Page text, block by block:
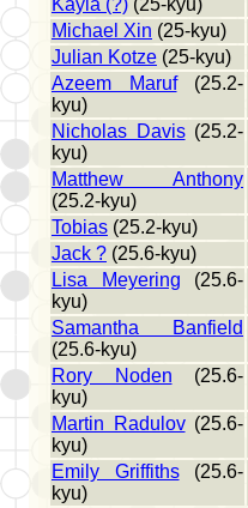
Kayla (?) (25-kyu)
Michael Xin (25-kyu)
Julian Kotze (25-kyu)
Azeem Maruf(25.2-
kyu)
Nicholas Davis(25.2-
kyu)
Matthew Anthony
(25.2-kyu)
Tobias (25.2-kyu)
Jack ? (25.6-kyu)
Lisa Meyering (25.6-
kyu)
Samantha Banfield
(25.6-kyu)
Rory Noden (25.6-
kyu)
Martin Radulov(25.6-
kyu)
Emily Griffiths(25.6-
kyu)